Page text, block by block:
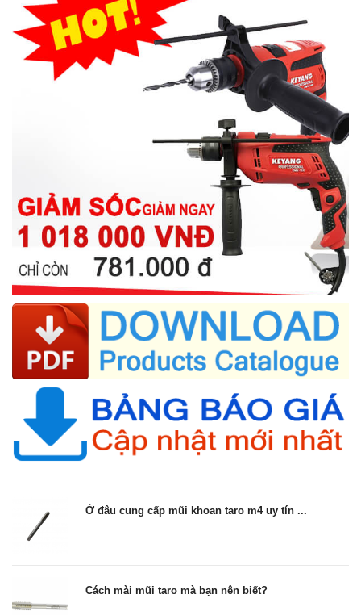
Ở đâu cung cấp mũi khoan taro m4 uy tín ...
Cách mài mũi taro mà bạn nên biết?